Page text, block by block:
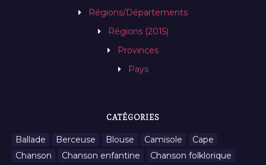
Régions/Départements
Régions (2015)
Provinces
Pays
CATÉGORIES
Ballade Berceuse Blouse Camisole
Cape
Chanson
Chanson enfantine
Chanson folklorique